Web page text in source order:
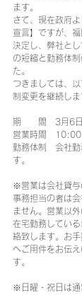
ます。
さて、現在政府
宣言】ですが、
決定し、弊社と
の短縮と勤務体
た。
つきましては、
制変更を継続しま
期　　間　3月6
営業時間　
勤務体制　会社
す。
※営業は会社貸与
事務担当の者は
ません。営業以
在宅勤務してい
絡致します。お
へご用件をお伝
す。
※日曜・祝日は通